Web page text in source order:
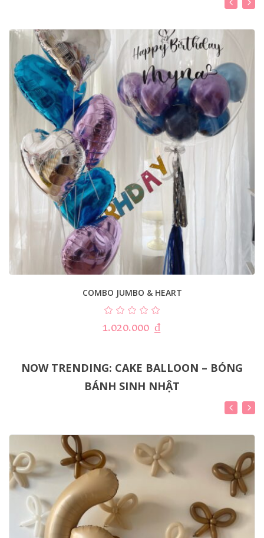
COMBO JUMBO & HEART
1.020.000 ₫
NOW TRENDING: CAKE BALLOON – BÓNG
BÁNH SINH NHẬT